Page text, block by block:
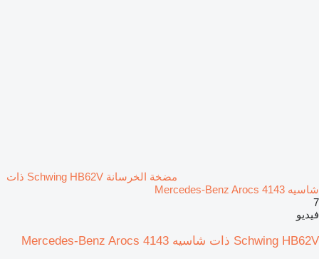
مضخة الخرسانة Schwing HB62V ذات
شاسيه Mercedes-Benz Arocs 4143
7
فيديو
Schwing HB62V ذات شاسيه Mercedes-Benz Arocs 4143